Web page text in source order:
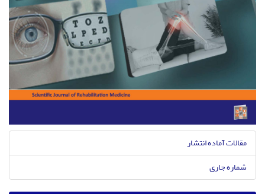
مقالات آماده انتشار
شماره جاری